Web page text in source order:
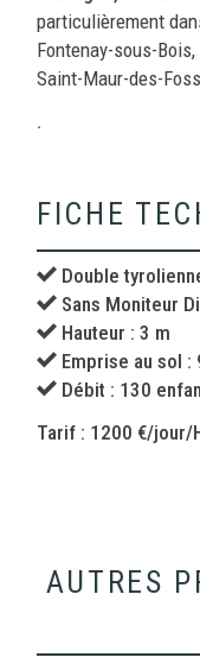
particulièrement
Fontenay-sous-
Saint-Maur-des-
.
FICHE
Double
Sans Moniteur
Hauteur : 3 m
Emprise au sol :
Débit : 130
Tarif : 1200 €/jour/
AUTRES